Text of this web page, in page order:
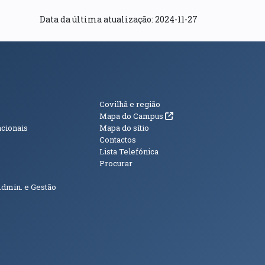
Data da última atualização: 2024-11-27
e Gestão
Informações
Covilhã e região
Mapa do Campus (abre em nova janela)
Mapa do sítio
Contactos
Lista Telefónica
Procurar